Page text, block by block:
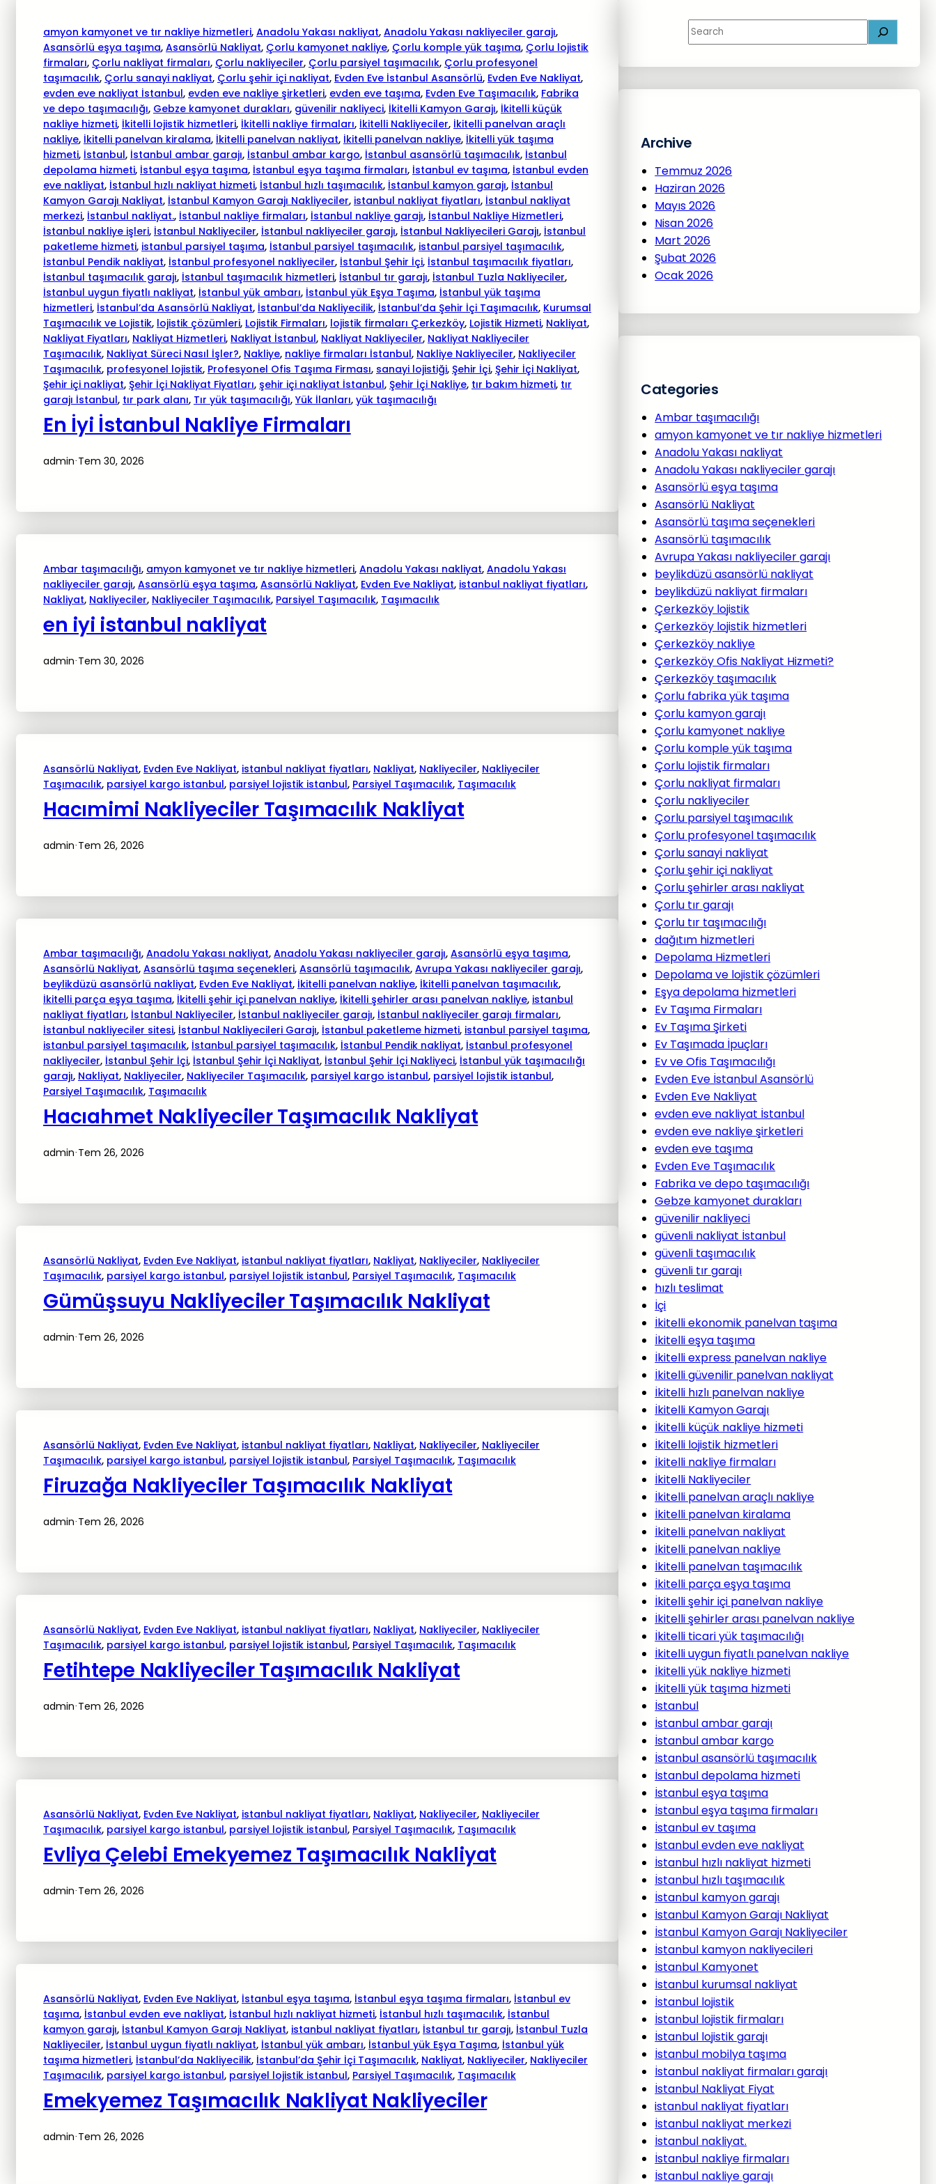
amyon kamyonet ve tır nakliye hizmetleri, Anadolu Yakası nakliyat, Anadolu Yakası nakliyeciler garajı
Asansörlü eşya taşıma, Asansörlü Nakliyat, Çorlu kamyonet nakliye, Çorlu komple yük taşıma, Çorlu lojistik
firmaları, Çorlu nakliyat firmaları, Çorlu nakliyeciler, Çorlu parsiyel taşımacılık, Çorlu profesyonel
taşımacılık, Çorlu sanayi nakliyat, Çorlu şehir içi nakliyat, Evden Eve İstanbul Asansörlü, Evden Eve Nakliyat
evden eve nakliyat İstanbul, evden eve nakliye şirketleri, evden eve taşıma, Evden Eve Taşımacılık, Fabrika
ve depo taşımacılığı, Gebze kamyonet durakları, güvenilir nakliyeci, İkitelli Kamyon Garajı, İkitelli küçük
nakliye hizmeti, İkitelli lojistik hizmetleri, İkitelli nakliye firmaları, İkitelli Nakliyeciler, İkitelli panelvan araçlı
nakliye, İkitelli panelvan kiralama, İkitelli panelvan nakliyat, İkitelli panelvan nakliye, İkitelli yük taşıma
hizmeti, İstanbul, İstanbul ambar garajı, İstanbul ambar kargo, İstanbul asansörlü taşımacılık, İstanbul
depolama hizmeti, İstanbul eşya taşıma, İstanbul eşya taşıma firmaları, İstanbul ev taşıma, İstanbul evden
eve nakliyat, İstanbul hızlı nakliyat hizmeti, İstanbul hızlı taşımacılık, İstanbul kamyon garajı, İstanbul
Kamyon Garajı Nakliyat, İstanbul Kamyon Garajı Nakliyeciler, istanbul nakliyat fiyatları, İstanbul nakliyat
merkezi, İstanbul nakliyat., İstanbul nakliye firmaları, İstanbul nakliye garajı, İstanbul Nakliye Hizmetleri
İstanbul nakliye işleri, İstanbul Nakliyeciler, İstanbul nakliyeciler garajı, İstanbul Nakliyecileri Garajı, İstanbul
paketleme hizmeti, istanbul parsiyel taşıma, İstanbul parsiyel taşımacılık, istanbul parsiyel taşımacılık
İstanbul Pendik nakliyat, İstanbul profesyonel nakliyeciler, İstanbul Şehir İçi, İstanbul taşımacılık fiyatları
İstanbul taşımacılık garajı, İstanbul taşımacılık hizmetleri, İstanbul tır garajı, İstanbul Tuzla Nakliyeciler
İstanbul uygun fiyatlı nakliyat, İstanbul yük ambarı, İstanbul yük Eşya Taşıma, İstanbul yük taşıma
hizmetleri, İstanbul’da Asansörlü Nakliyat, İstanbul’da Nakliyecilik, İstanbul’da Şehir İçi Taşımacılık, Kurumsal
Taşımacılık ve Lojistik, lojistik çözümleri, Lojistik Firmaları, lojistik firmaları Çerkezköy, Lojistik Hizmeti, Nakliyat
Nakliyat Fiyatları, Nakliyat Hizmetleri, Nakliyat İstanbul, Nakliyat Nakliyeciler, Nakliyat Nakliyeciler
Taşımacılık, Nakliyat Süreci Nasıl İşler?, Nakliye, nakliye firmaları İstanbul, Nakliye Nakliyeciler, Nakliyeciler
Taşımacılık, profesyonel lojistik, Profesyonel Ofis Taşıma Firması, sanayi lojistiği, Şehir İçi, Şehir İçi Nakliyat
Şehir içi nakliyat, Şehir İçi Nakliyat Fiyatları, şehir içi nakliyat İstanbul, Şehir İçi Nakliye, tır bakım hizmeti, tır
garajı İstanbul, tır park alanı, Tır yük taşımacılığı, Yük İlanları, yük taşımacılığı
En İyi İstanbul Nakliye Firmaları
admin· Tem 30, 2026
Ambar taşımacılığı, amyon kamyonet ve tır nakliye hizmetleri, Anadolu Yakası nakliyat, Anadolu Yakası
nakliyeciler garajı, Asansörlü eşya taşıma, Asansörlü Nakliyat, Evden Eve Nakliyat, istanbul nakliyat fiyatları
Nakliyat, Nakliyeciler, Nakliyeciler Taşımacılık, Parsiyel Taşımacılık, Taşımacılık
en iyi istanbul nakliyat
admin· Tem 30, 2026
Asansörlü Nakliyat, Evden Eve Nakliyat, istanbul nakliyat fiyatları, Nakliyat, Nakliyeciler, Nakliyeciler
Taşımacılık, parsiyel kargo istanbul, parsiyel lojistik istanbul, Parsiyel Taşımacılık, Taşımacılık
Hacımimi Nakliyeciler Taşımacılık Nakliyat
admin· Tem 26, 2026
Ambar taşımacılığı, Anadolu Yakası nakliyat, Anadolu Yakası nakliyeciler garajı, Asansörlü eşya taşıma
Asansörlü Nakliyat, Asansörlü taşıma seçenekleri, Asansörlü taşımacılık, Avrupa Yakası nakliyeciler garajı
beylikdüzü asansörlü nakliyat, Evden Eve Nakliyat, İkitelli panelvan nakliye, İkitelli panelvan taşımacılık
İkitelli parça eşya taşıma, İkitelli şehir içi panelvan nakliye, İkitelli şehirler arası panelvan nakliye, istanbul
nakliyat fiyatları, İstanbul Nakliyeciler, İstanbul nakliyeciler garajı, İstanbul nakliyeciler garajı firmaları
İstanbul nakliyeciler sitesi, İstanbul Nakliyecileri Garajı, İstanbul paketleme hizmeti, istanbul parsiyel taşıma
istanbul parsiyel taşımacılık, İstanbul parsiyel taşımacılık, İstanbul Pendik nakliyat, İstanbul profesyonel
nakliyeciler, İstanbul Şehir İçi, İstanbul Şehir İçi Nakliyat, İstanbul Şehir İçi Nakliyeci, İstanbul yük taşımacılığı
garajı, Nakliyat, Nakliyeciler, Nakliyeciler Taşımacılık, parsiyel kargo istanbul, parsiyel lojistik istanbul
Parsiyel Taşımacılık, Taşımacılık
Hacıahmet Nakliyeciler Taşımacılık Nakliyat
admin· Tem 26, 2026
Asansörlü Nakliyat, Evden Eve Nakliyat, istanbul nakliyat fiyatları, Nakliyat, Nakliyeciler, Nakliyeciler
Taşımacılık, parsiyel kargo istanbul, parsiyel lojistik istanbul, Parsiyel Taşımacılık, Taşımacılık
Gümüşsuyu Nakliyeciler Taşımacılık Nakliyat
admin· Tem 26, 2026
Asansörlü Nakliyat, Evden Eve Nakliyat, istanbul nakliyat fiyatları, Nakliyat, Nakliyeciler, Nakliyeciler
Taşımacılık, parsiyel kargo istanbul, parsiyel lojistik istanbul, Parsiyel Taşımacılık, Taşımacılık
Firuzağa Nakliyeciler Taşımacılık Nakliyat
admin· Tem 26, 2026
Asansörlü Nakliyat, Evden Eve Nakliyat, istanbul nakliyat fiyatları, Nakliyat, Nakliyeciler, Nakliyeciler
Taşımacılık, parsiyel kargo istanbul, parsiyel lojistik istanbul, Parsiyel Taşımacılık, Taşımacılık
Fetihtepe Nakliyeciler Taşımacılık Nakliyat
admin· Tem 26, 2026
Asansörlü Nakliyat, Evden Eve Nakliyat, istanbul nakliyat fiyatları, Nakliyat, Nakliyeciler, Nakliyeciler
Taşımacılık, parsiyel kargo istanbul, parsiyel lojistik istanbul, Parsiyel Taşımacılık, Taşımacılık
Evliya Çelebi Emekyemez Taşımacılık Nakliyat
admin· Tem 26, 2026
Asansörlü Nakliyat, Evden Eve Nakliyat, İstanbul eşya taşıma, İstanbul eşya taşıma firmaları, İstanbul ev
taşıma, İstanbul evden eve nakliyat, İstanbul hızlı nakliyat hizmeti, İstanbul hızlı taşımacılık, İstanbul
kamyon garajı, İstanbul Kamyon Garajı Nakliyat, istanbul nakliyat fiyatları, İstanbul tır garajı, İstanbul Tuzla
Nakliyeciler, İstanbul uygun fiyatlı nakliyat, İstanbul yük ambarı, İstanbul yük Eşya Taşıma, İstanbul yük
taşıma hizmetleri, İstanbul’da Nakliyecilik, İstanbul’da Şehir İçi Taşımacılık, Nakliyat, Nakliyeciler, Nakliyeciler
Taşımacılık, parsiyel kargo istanbul, parsiyel lojistik istanbul, Parsiyel Taşımacılık, Taşımacılık
Emekyemez Taşımacılık Nakliyat Nakliyeciler
admin· Tem 26, 2026
Archive
Temmuz 2026
Haziran 2026
Mayıs 2026
Nisan 2026
Mart 2026
Şubat 2026
Ocak 2026
Categories
Ambar taşımacılığı
amyon kamyonet ve tır nakliye hizmetleri
Anadolu Yakası nakliyat
Anadolu Yakası nakliyeciler garajı
Asansörlü eşya taşıma
Asansörlü Nakliyat
Asansörlü taşıma seçenekleri
Asansörlü taşımacılık
Avrupa Yakası nakliyeciler garajı
beylikdüzü asansörlü nakliyat
beylikdüzü nakliyat firmaları
Çerkezköy lojistik
Çerkezköy lojistik hizmetleri
Çerkezköy nakliye
Çerkezköy Ofis Nakliyat Hizmeti?
Çerkezköy taşımacılık
Çorlu fabrika yük taşıma
Çorlu kamyon garajı
Çorlu kamyonet nakliye
Çorlu komple yük taşıma
Çorlu lojistik firmaları
Çorlu nakliyat firmaları
Çorlu nakliyeciler
Çorlu parsiyel taşımacılık
Çorlu profesyonel taşımacılık
Çorlu sanayi nakliyat
Çorlu şehir içi nakliyat
Çorlu şehirler arası nakliyat
Çorlu tır garajı
Çorlu tır taşımacılığı
dağıtım hizmetleri
Depolama Hizmetleri
Depolama ve lojistik çözümleri
Eşya depolama hizmetleri
Ev Taşıma Firmaları
Ev Taşıma Şirketi
Ev Taşımada İpuçları
Ev ve Ofis Taşımacılığı
Evden Eve İstanbul Asansörlü
Evden Eve Nakliyat
evden eve nakliyat İstanbul
evden eve nakliye şirketleri
evden eve taşıma
Evden Eve Taşımacılık
Fabrika ve depo taşımacılığı
Gebze kamyonet durakları
güvenilir nakliyeci
güvenli nakliyat İstanbul
güvenli taşımacılık
güvenli tır garajı
hızlı teslimat
İçi
İkitelli ekonomik panelvan taşıma
İkitelli eşya taşıma
İkitelli express panelvan nakliye
İkitelli güvenilir panelvan nakliyat
İkitelli hızlı panelvan nakliye
İkitelli Kamyon Garajı
İkitelli küçük nakliye hizmeti
İkitelli lojistik hizmetleri
İkitelli nakliye firmaları
İkitelli Nakliyeciler
İkitelli panelvan araçlı nakliye
İkitelli panelvan kiralama
İkitelli panelvan nakliyat
İkitelli panelvan nakliye
İkitelli panelvan taşımacılık
İkitelli parça eşya taşıma
İkitelli şehir içi panelvan nakliye
İkitelli şehirler arası panelvan nakliye
İkitelli ticari yük taşımacılığı
İkitelli uygun fiyatlı panelvan nakliye
İkitelli yük nakliye hizmeti
İkitelli yük taşıma hizmeti
İstanbul
İstanbul ambar garajı
İstanbul ambar kargo
İstanbul asansörlü taşımacılık
İstanbul depolama hizmeti
İstanbul eşya taşıma
İstanbul eşya taşıma firmaları
İstanbul ev taşıma
İstanbul evden eve nakliyat
İstanbul hızlı nakliyat hizmeti
İstanbul hızlı taşımacılık
İstanbul kamyon garajı
İstanbul Kamyon Garajı Nakliyat
İstanbul Kamyon Garajı Nakliyeciler
İstanbul kamyon nakliyecileri
İstanbul Kamyonet
İstanbul kurumsal nakliyat
İstanbul lojistik
İstanbul lojistik firmaları
İstanbul lojistik garajı
İstanbul mobilya taşıma
İstanbul nakliyat firmaları garajı
İstanbul Nakliyat Fiyat
istanbul nakliyat fiyatları
İstanbul nakliyat merkezi
İstanbul nakliyat.
İstanbul nakliye firmaları
İstanbul nakliye garajı